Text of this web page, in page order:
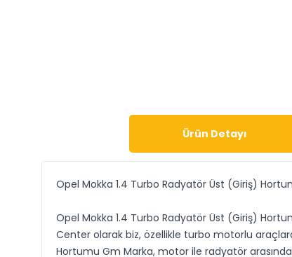
Ürün Detayı
Opel Mokka 1.4 Turbo Radyatör Üst (Giriş)
Opel Mokka 1.4 Turbo Radyatör Üst (Giriş)
Center olarak biz, özellikle turbo motorlu
Hortumu Gm Marka, motor ile radyatör